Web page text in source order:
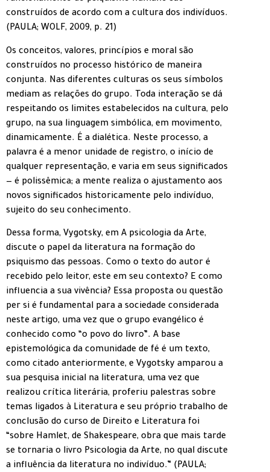
construídos de acordo com a cultura dos indivíduos.
(PAULA; WOLF, 2009, p. 21)
Os conceitos, valores, princípios e moral são
construídos no processo histórico de maneira
conjunta. Nas diferentes culturas os seus símbolos
mediam as relações do grupo. Toda interação se dá
respeitando os limites estabelecidos na cultura, pelo
grupo, na sua linguagem simbólica, em movimento,
dinamicamente. É a dialética. Neste processo, a
palavra é a menor unidade de registro, o início de
qualquer representação, e varia em seus significados
— é polissêmica; a mente realiza o ajustamento aos
novos significados historicamente pelo indivíduo,
sujeito do seu conhecimento.
Dessa forma, Vygotsky, em A psicologia da Arte,
discute o papel da literatura na formação do
psiquismo das pessoas. Como o texto do autor é
recebido pelo leitor, este em seu contexto? E como
influencia a sua vivência? Essa proposta ou questão
per si é fundamental para a sociedade considerada
neste artigo, uma vez que o grupo evangélico é
conhecido como “o povo do livro”. A base
epistemológica da comunidade de fé é um texto,
como citado anteriormente, e Vygotsky amparou a
sua pesquisa inicial na literatura, uma vez que
realizou crítica literária, proferiu palestras sobre
temas ligados à Literatura e seu próprio trabalho de
conclusão do curso de Direito e Literatura foi
“sobre Hamlet, de Shakespeare, obra que mais tarde
se tornaria o livro Psicologia da Arte, no qual discute
a influência da literatura no indivíduo.” (PAULA;